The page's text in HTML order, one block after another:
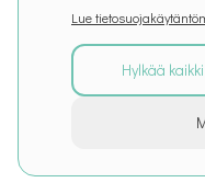
Lue
Hylkää kaikki